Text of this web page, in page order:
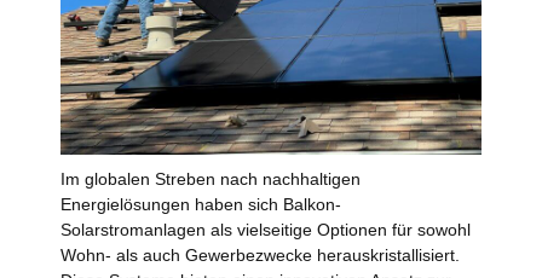
Im globalen Streben nach nachhaltigen
Energielösungen haben sich Balkon-
Solarstromanlagen als vielseitige Optionen für sowohl
Wohn- als auch Gewerbezwecke herauskristallisiert.